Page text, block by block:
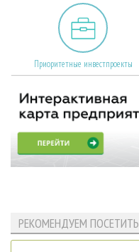
Приоритетные инвестпроекты
РЕКОМЕНДУЕМ ПОСЕТИТЬ